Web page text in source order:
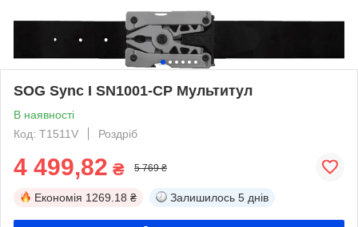
SOG Sync I SN1001-CP Мультитул
В наявності
Код: T1511V
Роздріб
4 499,82 ₴ 5 769 ₴
Економія 1269.18 ₴ Залишилось 5 днів